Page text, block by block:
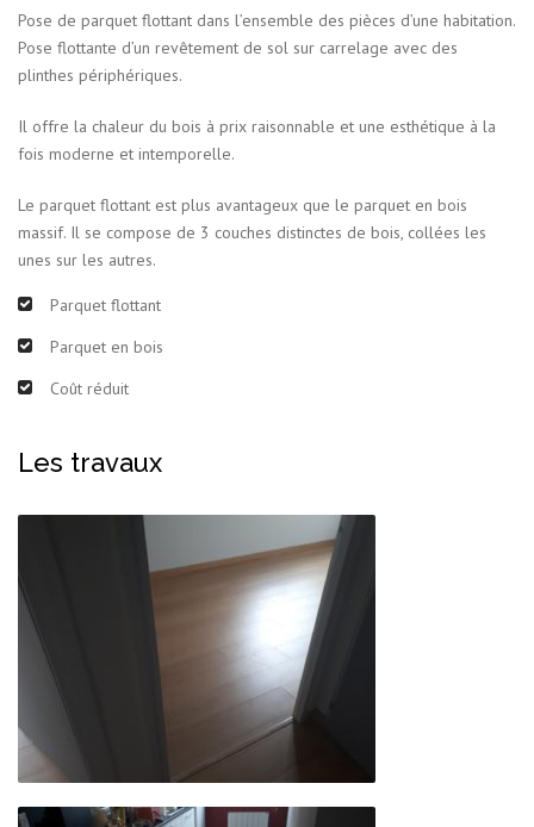
Pose de parquet flottant dans l’ensemble des pièces d’une habitation.
Pose flottante d’un revêtement de sol sur carrelage avec des
plinthes périphériques.
Il offre la chaleur du bois à prix raisonnable et une esthétique à la
fois moderne et intemporelle.
Le parquet flottant est plus avantageux que le parquet en bois
massif. Il se compose de 3 couches distinctes de bois, collées les
unes sur les autres.
Parquet flottant
Parquet en bois
Coût réduit
Les travaux